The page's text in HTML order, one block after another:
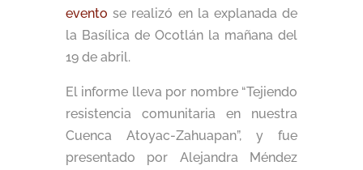
evento se realizó en la explanada de
la Basílica de Ocotlán la mañana del
19 de abril.
El informe lleva por nombre “Tejiendo
resistencia comunitaria en nuestra
Cuenca Atoyac-Zahuapan”, y fue
presentado por Alejandra Méndez